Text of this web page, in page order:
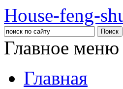
House-feng-
Главное меню
Главная